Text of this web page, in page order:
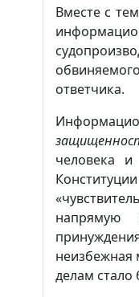
Вместе с
ответчика.
человека
напрямую
неизбежная
делам